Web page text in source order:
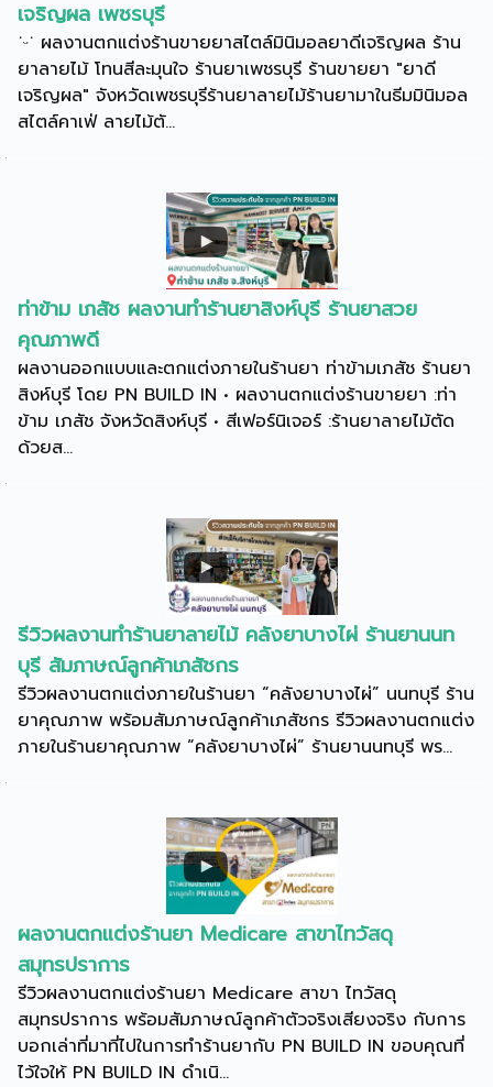
เจริญผล เพชรบุรี
˙ᵕ˙ ผลงานตกแต่งร้านขายยาสไตล์มินิมอลยาดีเจริญผล ร้าน
ยาลายไม้ โทนสีละมุนใจ ร้านยาเพชรบุรี ร้านขายยา "ยาดี
เจริญผล" จังหวัดเพชรบุรีร้านยาลายไม้ร้านยามาในธีมมินิมอล
สไตล์คาเฟ่ ลายไม้ตั...
ท่าข้าม เภสัช ผลงานทำร้านยาสิงห์บุรี ร้านยาสวย
คุณภาพดี
ผลงานออกแบบและตกแต่งภายในร้านยา ท่าข้ามเภสัช ร้านยา
สิงห์บุรี โดย PN BUILD IN • ผลงานตกแต่งร้านขายยา :ท่า
ข้าม เภสัช จังหวัดสิงห์บุรี • สีเฟอร์นิเจอร์ :ร้านยาลายไม้ตัด
ด้วยส...
รีวิวผลงานทำร้านยาลายไม้ คลังยาบางไผ่ ร้านยานนท
บุรี สัมภาษณ์ลูกค้าเภสัชกร
รีวิวผลงานตกแต่งภายในร้านยา “คลังยาบางไผ่” นนทบุรี ร้าน
ยาคุณภาพ พร้อมสัมภาษณ์ลูกค้าเภสัชกร รีวิวผลงานตกแต่ง
ภายในร้านยาคุณภาพ “คลังยาบางไผ่” ร้านยานนทบุรี พร...
ผลงานตกแต่งร้านยา Medicare สาขาไทวัสดุ
สมุทรปราการ
รีวิวผลงานตกแต่งร้านยา Medicare สาขา ไทวัสดุ
สมุทรปราการ พร้อมสัมภาษณ์ลูกค้าตัวจริงเสียงจริง กับการ
บอกเล่าที่มาที่ไปในการทำร้านยากับ PN BUILD IN ขอบคุณที่
ไว้ใจให้ PN BUILD IN ดำเนิ...